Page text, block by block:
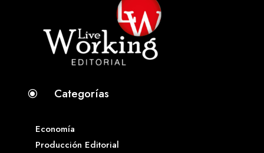
\ Categorías
Economía
Producción Editorial